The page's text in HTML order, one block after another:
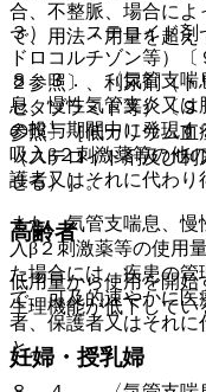
３）． ステロイド剤
ドロコルチゾン等）
２参照〕、利尿剤（
セタゾラミド等）〔９
参照〕［低カリウム
（ステロイド剤及び利
せる）］。
高齢者
低用量から使用を開始
生理機能が低下してい
妊婦・授乳婦
合、不整脈、場合に
で、用法・用量を超え
８．３． 〈気管支喘
息、慢性気管支炎又は
の投与期間中に発現
吸入β２刺激薬等の他
護者又はそれに代わり
また、気管支喘息、慢
入β２刺激薬等の使用
た場合には、疾患の
で、可及的速やかに
者、保護者又はそれに
と。